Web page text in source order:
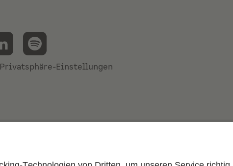
Privatsphäre-Einstellungen